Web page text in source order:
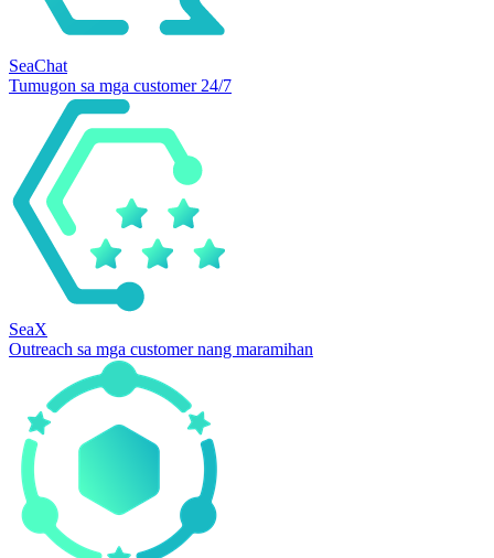
SeaChat
Tumugon sa mga customer 24/7
SeaX
Outreach sa mga customer nang maramihan